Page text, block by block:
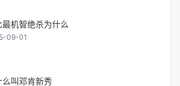
最机智绝杀为什么
09-01
么叫邓肯新秀